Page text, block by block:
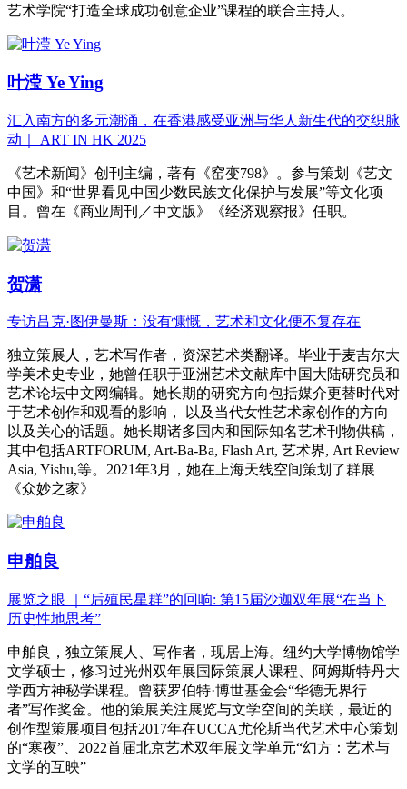
艺术学院“打造全球成功创意企业”课程的联合主持人。
叶滢 Ye Ying
汇入南方的多元潮涌，在香港感受亚洲与华人新生代的交织脉
动｜ ART IN HK 2025
《艺术新闻》创刊主编，著有《窑变798》。参与策划《艺文
中国》和“世界看见中国少数民族文化保护与发展”等文化项
目。曾在《商业周刊／中文版》《经济观察报》任职。
贺潇
专访吕克·图伊曼斯：没有慷慨，艺术和文化便不复存在
独立策展人，艺术写作者，资深艺术类翻译。毕业于麦吉尔大
学美术史专业，她曾任职于亚洲艺术文献库中国大陆研究员和
艺术论坛中文网编辑。她长期的研究方向包括媒介更替时代对
于艺术创作和观看的影响， 以及当代女性艺术家创作的方向
以及关心的话题。她长期诸多国内和国际知名艺术刊物供稿，
其中包括ARTFORUM, Art-Ba-Ba, Flash Art, 艺术界, Art Review
Asia, Yishu,等。2021年3月，她在上海天线空间策划了群展
《众妙之家》
申舶良
展览之眼 ｜“后殖民星群”的回响: 第15届沙迦双年展“在当下
历史性地思考”
申舶良，独立策展人、写作者，现居上海。纽约大学博物馆学
文学硕士，修习过光州双年展国际策展人课程、阿姆斯特丹大
学西方神秘学课程。曾获罗伯特·博世基金会“华德无界行
者”写作奖金。他的策展关注展览与文学空间的关联，最近的
创作型策展项目包括2017年在UCCA尤伦斯当代艺术中心策划
的“寒夜”、2022首届北京艺术双年展文学单元“幻方：艺术与
文学的互映”